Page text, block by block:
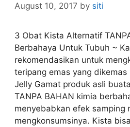
August 10, 2017 by siti
3 Obat Kista Alternatif
Berbahaya Untuk Tubuh ~
rekomendasikan untuk
teripang emas yang dikemas
Jelly Gamat produk asli
TANPA BAHAN kimia
menyebabkan efek samping
mengkonsumsinya. Kista